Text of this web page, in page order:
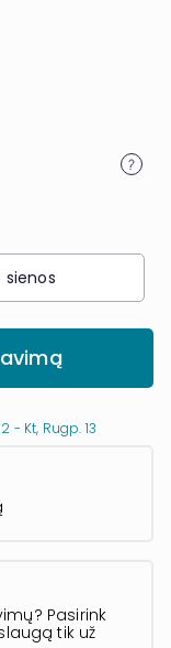
sienos
- Kt, Rugp. 13
Pasirink
tik už